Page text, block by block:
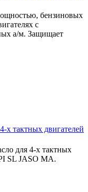
бензиновых
с
а/м. Защищает
х тактных двигателей
для 4-х тактных
SL JASO MA.